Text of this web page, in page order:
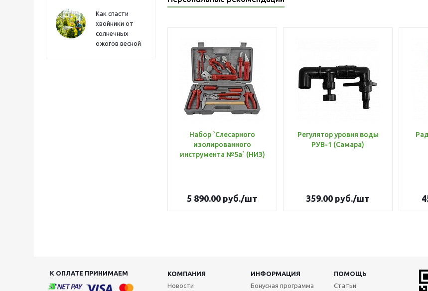
Как спасти
хвойники от
солнечных
ожогов весной
Набор `Слесарного
изолированного
инструмента №5а` (НИЗ)
5 890.00 руб./шт
Регулятор уровня воды
РУВ-1 (Самара)
359.00 руб./шт
К ОПЛАТЕ ПРИНИМАЕМ КОМПАНИЯ ИНФОРМАЦИЯ
ПОМОЩЬ
Новости
Бонусная программа Статьи